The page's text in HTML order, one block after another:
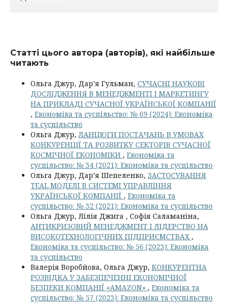
Статті цього автора (авторів), які найбільше
читають
Ольга Джур, Дар’я Гульман, СУЧАСНІ НАУКОВІ
ДОСЛІДЖЕННЯ В МЕНЕДЖМЕНТІ І МАРКЕТИНГУ
НА ПРИКЛАДІ СУЧАСНОЇ УКРАЇНСЬКОЇ КОМПАНІЇ
, Економіка та суспільство: № 69 (2024): Економіка
та суспільство
Ольга Джур, ЛАНЦЮГИ ПОСТАЧАНЬ В УМОВАХ
КОНКУРЕНЦІЇ ТА РОЗВИТКУ СЕКТОРІВ СУЧАСНОЇ
КОСМІЧНОЇ ЕКОНОМІКИ , Економіка та
суспільство: № 34 (2021): Економіка та суспільство
Ольга Джур, Дар’я Шепеленко, ЗАСТОСУВАННЯ
TEAL МОДЕЛІ В СИСТЕМІ УПРАВЛІННЯ
УКРАЇНСЬКОЇ КОМПАНІЇ , Економіка та
суспільство: № 32 (2021): Економіка та суспільство
Ольга Джур, Лілія Джига , Софія Саламаніна,
АНТИКРИЗОВИЙ МЕНЕДЖМЕНТ І ЛІДЕРСТВО НА
ВИСОКОТЕХНОЛОГІЧНИХ ПІДПРИЄМСТВАХ ,
Економіка та суспільство: № 56 (2023): Економіка
та суспільство
Валерія Воробйова, Ольга Джур, КОНКУРЕНТНА
РОЗВІДКА У ЗАБЕЗПЕЧЕННІ ЕКОНОМІЧНОЇ
БЕЗПЕКИ КОМПАНІЇ «AMAZON» , Економіка та
суспільство: № 57 (2023): Економіка та суспільство